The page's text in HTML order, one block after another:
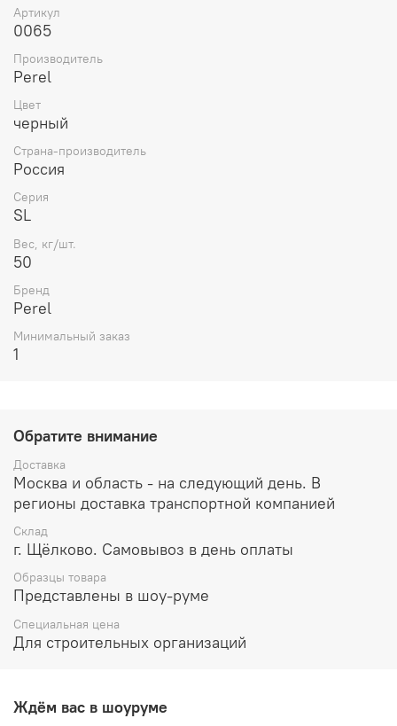
Температура применения:
00xx – «лето»
50xx – «зима»
Технические характеристики:
Для кирпича с водопоглощением
Влажность сухой смеси не более
Максимальная фракция наполнителя
Расход воды затворения
Время жизни
Адгезия 28 суток не менее, МПа
Морозостойкость не менее
Количество цветов
14
Вес мешка
Артикул
0065
Производитель
Perel
Цвет
черный
Страна-производитель
Россия
Серия
SL
Вес, кг/шт.
50
Бренд
Perel
Минимальный заказ
1
Обратите внимание
Доставка
Москва и область - на следующий день. В
регионы доставка транспортной компанией
Склад
г. Щёлково. Самовывоз в день оплаты
Образцы товара
Представлены в шоу-руме
Специальная цена
Для строительных организаций
Ждём вас в шоуруме